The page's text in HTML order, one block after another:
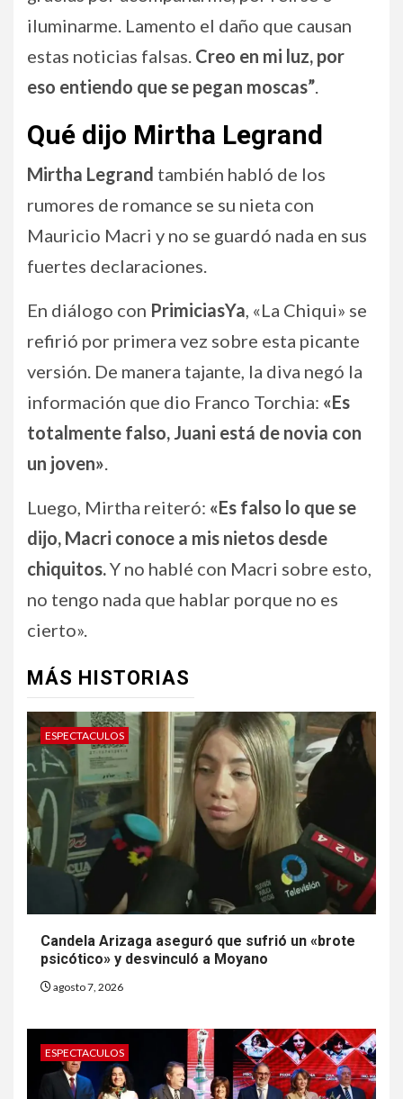
iluminarme. Lamento el daño que causan
estas noticias falsas. Creo en mi luz, por
eso entiendo que se pegan moscas”.
Qué dijo Mirtha Legrand
Mirtha Legrand también habló de los
rumores de romance se su nieta con
Mauricio Macri y no se guardó nada en sus
fuertes declaraciones.
En diálogo con PrimiciasYa, «La Chiqui» se
refirió por primera vez sobre esta picante
versión. De manera tajante, la diva negó la
información que dio Franco Torchia: «Es
totalmente falso, Juani está de novia con
un joven».
Luego, Mirtha reiteró: «Es falso lo que se
dijo, Macri conoce a mis nietos desde
chiquitos.Y no hablé con Macri sobre esto,
no tengo nada que hablar porque no es
cierto».
MÁS HISTORIAS
ESPECTACULOS
Candela Arizaga aseguró que sufrió un «brote
psicótico» y desvinculó a Moyano
agosto 7, 2026
ESPECTACULOS